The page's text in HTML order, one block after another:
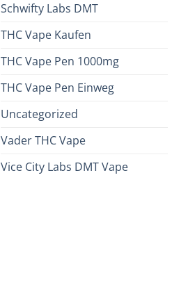
Schwifty Labs DMT
THC Vape Kaufen
THC Vape Pen 1000mg
THC Vape Pen Einweg
Uncategorized
Vader THC Vape
Vice City Labs DMT Vape